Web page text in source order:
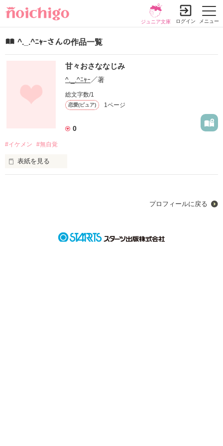
メニュー
ジュニア文庫 ログイン
^._.^ﾆｬｰさんの作品一覧
甘々おさななじみ
^._.^ﾆｬｰ／著
総文字数/1
恋愛(ピュア) 1ページ
0
#イケメン #無自覚
表紙を見る
プロフィールに戻る